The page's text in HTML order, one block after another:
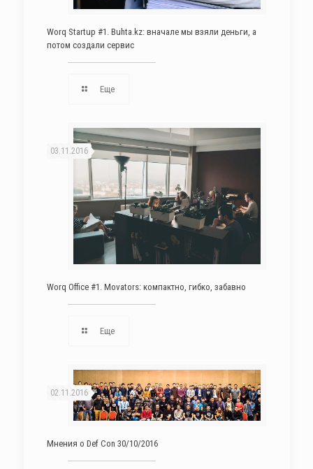
Worq Startup #1. Buhta.kz: вначале мы взяли деньги, а
потом создали сервис
Еще
03.11.2016
Worq Office #1. Movators: компактно, гибко, забавно
Еще
02.11.2016
Мнения о Def Con 30/10/2016